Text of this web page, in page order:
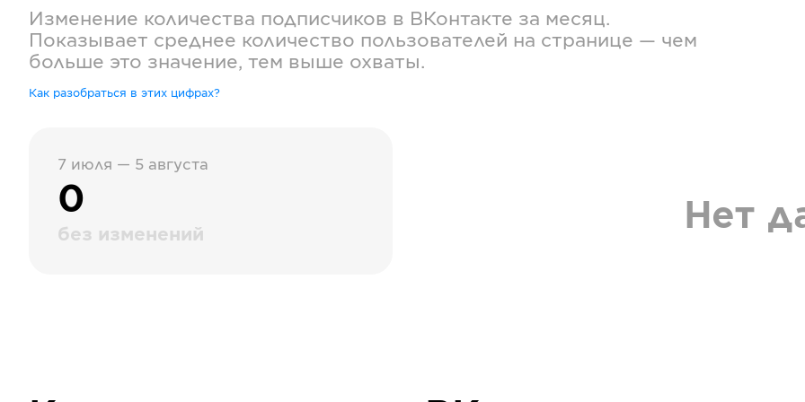
Изменение количества подписчиков в ВКонтакте за месяц.
Показывает среднее количество пользователей на странице — чем
больше это значение, тем выше охваты.
Как разобраться в этих цифрах?
7 июля — 5 августа
0
без изменений Нет